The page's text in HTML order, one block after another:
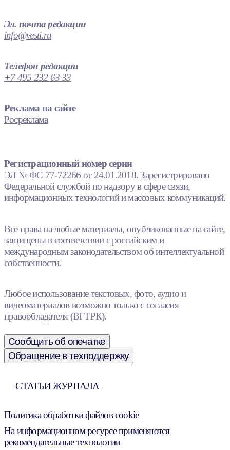
Эл. почта редакции
info@vesti.ru
Телефон редакции
+7 495 232 63 33
Реклама на сайте
Росреклама
Регистрационный номер серии
ЭЛ № ФС 77-72266 от 24.01.2018. Зарегистрировано
Федеральной службой по надзору в сфере связи,
информационных технологий и массовых коммуникаций.
Все права на любые материалы, опубликованные на сайте,
защищены в соответствии с российским и
международным законодательством об интеллектуальной
собственности.
Любое использование текстовых, фото, аудио и
видеоматериалов возможно только с согласия
правообладателя (ВГТРК).
Сообщить об опечатке
Обращение в техподдержку
СТАТЬИ ЖУРНАЛА
Политика обработки файлов cookie
На информационном ресурсе применяются
рекомендательные технологии